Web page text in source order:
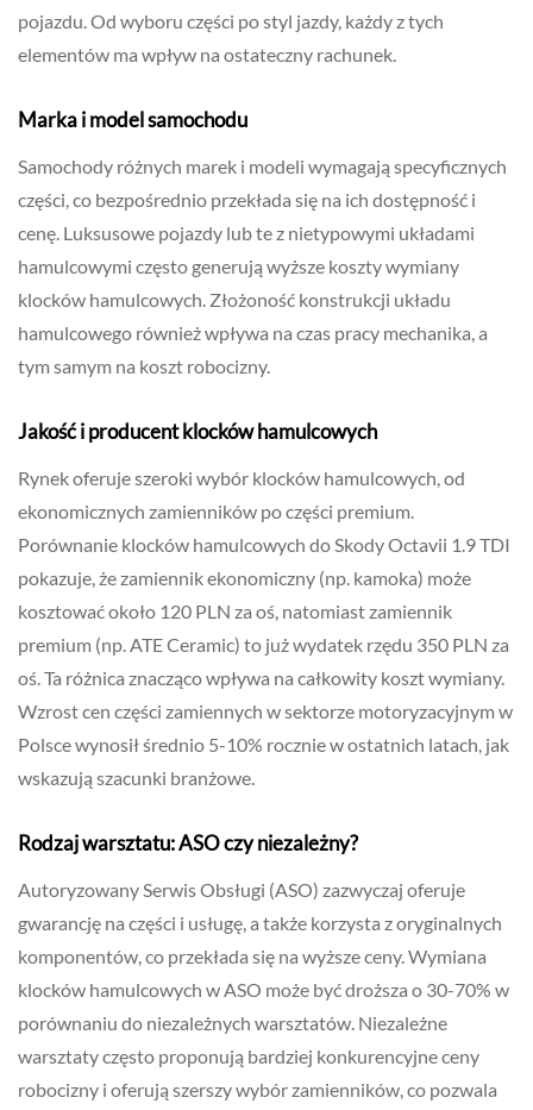
pojazdu. Od wyboru części po styl jazdy, każdy z tych
elementów ma wpływ na ostateczny rachunek.
Marka i model samochodu
Samochody różnych marek i modeli wymagają specyficznych
części, co bezpośrednio przekłada się na ich dostępność i
cenę. Luksusowe pojazdy lub te z nietypowymi układami
hamulcowymi często generują wyższe koszty wymiany
klocków hamulcowych. Złożoność konstrukcji układu
hamulcowego również wpływa na czas pracy mechanika, a
tym samym na koszt robocizny.
Jakość i producent klocków hamulcowych
Rynek oferuje szeroki wybór klocków hamulcowych, od
ekonomicznych zamienników po części premium.
Porównanie klocków hamulcowych do Skody Octavii 1.9 TDI
pokazuje, że zamiennik ekonomiczny (np. kamoka) może
kosztować około 120 PLN za oś, natomiast zamiennik
premium (np. ATE Ceramic) to już wydatek rzędu 350 PLN za
oś. Ta różnica znacząco wpływa na całkowity koszt wymiany.
Wzrost cen części zamiennych w sektorze motoryzacyjnym w
Polsce wynosił średnio 5-10% rocznie w ostatnich latach, jak
wskazują szacunki branżowe.
Rodzaj warsztatu: ASO czy niezależny?
Autoryzowany Serwis Obsługi (ASO) zazwyczaj oferuje
gwarancję na części i usługę, a także korzysta z oryginalnych
komponentów, co przekłada się na wyższe ceny. Wymiana
klocków hamulcowych w ASO może być droższa o 30-70% w
porównaniu do niezależnych warsztatów. Niezależne
warsztaty często proponują bardziej konkurencyjne ceny
robocizny i oferują szerszy wybór zamienników, co pozwala